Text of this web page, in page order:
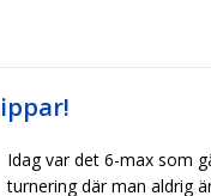
Idag var det 6-max som
turnering där man aldrig